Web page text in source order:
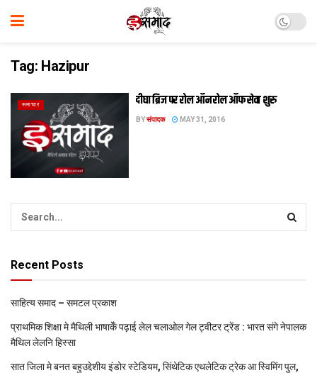
Tag: Hazipur
समाचार दीघा ब्रिज पर रोल ऑन रोल ऑफ सेवा शुरु
BYसंपादक MAY 31, 2016
Recent Posts
साहित्य समाद – समटल प्रकाश
प्राथमिक शि‍क्षा मे मैथि‍ली भाषाकेँ पढ़ाई लेल चलाओल गेल ट्वीटर ट्रेंड : भारत संगे नेपालक
मैथिल लेलनि हिस्सा
सात जिला मे बनत बहुउद्देशीय इंडोर स्‍टेडि‍यम, सिंथेटिक एथलेटिक ट्रेक आ स्विमिंग पुल,